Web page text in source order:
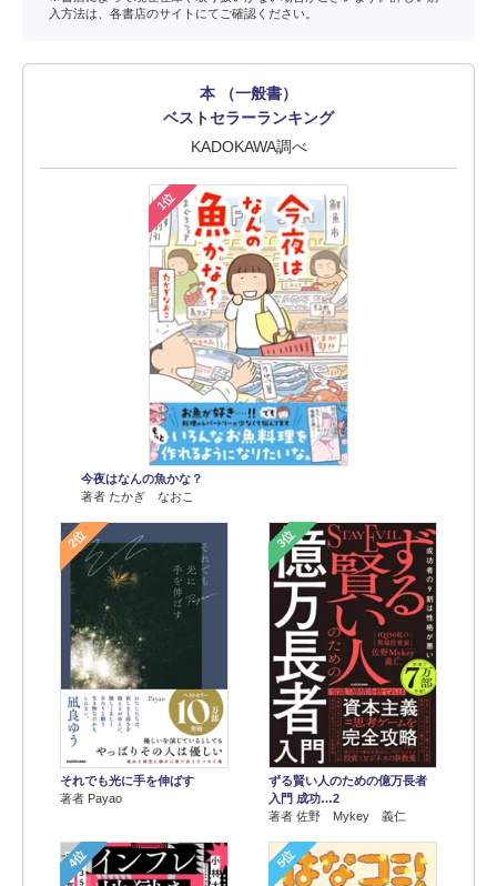
入方法は、各書店のサイトにてご確認ください。
本 （一般書）
ベストセラーランキング
KADOKAWA調べ
1位
今夜はなんの魚かな？
著者 たかぎ なおこ
2位
それでも光に手を伸ばす
著者 Payao
3位
ずる賢い人のための億万長者
入門 成功…2
著者 佐野 Mykey 義仁
4位 5位